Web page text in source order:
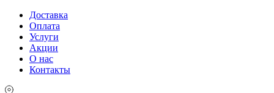
Доставка
Оплата
Услуги
Акции
О нас
Контакты